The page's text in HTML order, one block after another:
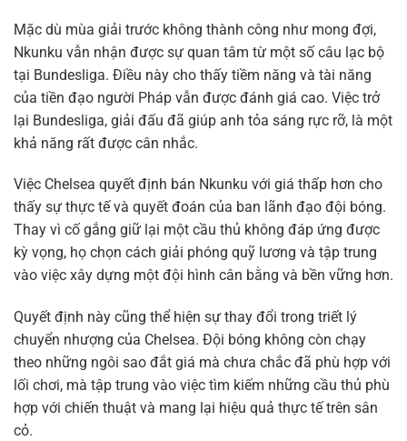
Mặc dù mùa giải trước không thành công như mong đợi,
Nkunku vẫn nhận được sự quan tâm từ một số câu lạc bộ
tại Bundesliga. Điều này cho thấy tiềm năng và tài năng
của tiền đạo người Pháp vẫn được đánh giá cao. Việc trở
lại Bundesliga, giải đấu đã giúp anh tỏa sáng rực rỡ, là một
khả năng rất được cân nhắc.
Việc Chelsea quyết định bán Nkunku với giá thấp hơn cho
thấy sự thực tế và quyết đoán của ban lãnh đạo đội bóng.
Thay vì cố gắng giữ lại một cầu thủ không đáp ứng được
kỳ vọng, họ chọn cách giải phóng quỹ lương và tập trung
vào việc xây dựng một đội hình cân bằng và bền vững hơn.
Quyết định này cũng thể hiện sự thay đổi trong triết lý
chuyển nhượng của Chelsea. Đội bóng không còn chạy
theo những ngôi sao đắt giá mà chưa chắc đã phù hợp với
lối chơi, mà tập trung vào việc tìm kiếm những cầu thủ phù
hợp với chiến thuật và mang lại hiệu quả thực tế trên sân
cỏ.